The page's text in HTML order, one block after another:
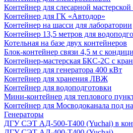
Контейнер для слесарной мастерской
Контейнер для ГК «Автодор»
Контейнер на шасси для лаборатории
Контейнер 13,5 метров для
Котельная на базе двух контейнеров
Блок-контейнер связи 4,5 м с
Контейнер-мастерская БКС-2С с
Контейнер для генератора 400 кВт
Контейнер для хранения ЛВЖ
Контейнер для водоподготовки
Мини-контейнер для теплового
Контейнер для Мосводоканала под
Генераторы
ДГУ СЭТ АД-500-Т400 (Yuchai) в